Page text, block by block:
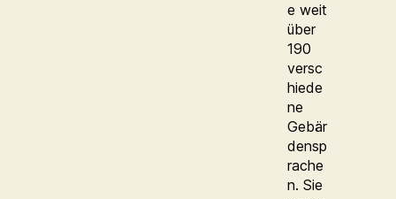
e weit
über
190
versc
hiede
ne
Gebär
densp
rache
n. Sie